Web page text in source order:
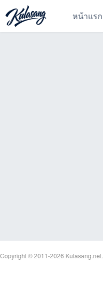
หน้าแรก
Copyright © 2011-2026 Kulasang.net.